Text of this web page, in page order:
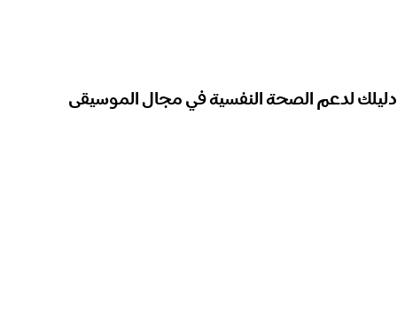
دليلك لدعم الصحة النفسية في مجال الموسيقى